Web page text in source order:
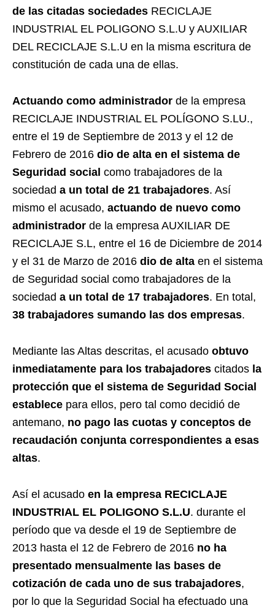
de las citadas sociedades RECICLAJE
INDUSTRIAL EL POLIGONO S.L.U y AUXILIAR
DEL RECICLAJE S.L.U en la misma escritura de
constitución de cada una de ellas.
Actuando como administrador de la empresa
RECICLAJE INDUSTRIAL EL POLÍGONO S.LU.,
entre el 19 de Septiembre de 2013 y el 12 de
Febrero de 2016 dio de alta en el sistema de
Seguridad social como trabajadores de la
sociedad a un total de 21 trabajadores. Así
mismo el acusado, actuando de nuevo como
administrador de la empresa AUXILIAR DE
RECICLAJE S.L, entre el 16 de Diciembre de 2014
y el 31 de Marzo de 2016 dio de alta en el sistema
de Seguridad social como trabajadores de la
sociedad a un total de 17 trabajadores. En total,
38 trabajadores sumando las dos empresas.
Mediante las Altas descritas, el acusado obtuvo
inmediatamente para los trabajadores citados la
protección que el sistema de Seguridad Social
establece para ellos, pero tal como decidió de
antemano, no pago las cuotas y conceptos de
recaudación conjunta correspondientes a esas
altas.
Así el acusado en la empresa RECICLAJE
INDUSTRIAL EL POLIGONO S.L.U. durante el
período que va desde el 19 de Septiembre de
2013 hasta el 12 de Febrero de 2016 no ha
presentado mensualmente las bases de
cotización de cada uno de sus trabajadores,
por lo que la Seguridad Social ha efectuado una